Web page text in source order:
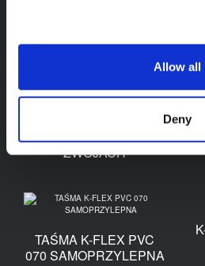
Allow all
Deny
ALUMINIOWE W
ZWOJACH
TAŚMA K-FLEX PVC
070 SAMOPRZYLEPNA